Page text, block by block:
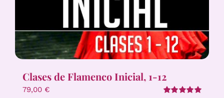
Clases de Flamenco Inicial, 1-12
79,00 €